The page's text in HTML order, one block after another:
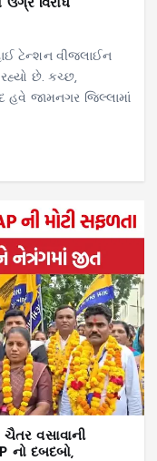
વિરોધ
ટેન્શન વીજલાઈન
છે. કચ્છ,
હવે જામનગર જિલ્લામાં
વસાવાની
નો દબદબો,